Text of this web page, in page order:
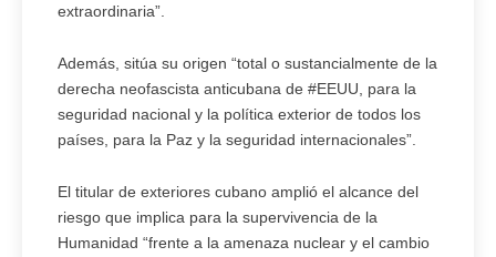
extraordinaria”.
Además, sitúa su origen “total o sustancialmente de la
derecha neofascista anticubana de #EEUU, para la
seguridad nacional y la política exterior de todos los
países, para la Paz y la seguridad internacionales”.
El titular de exteriores cubano amplió el alcance del
riesgo que implica para la supervivencia de la
Humanidad “frente a la amenaza nuclear y el cambio